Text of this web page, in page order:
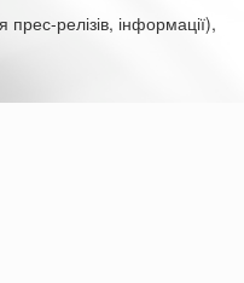
релізів, інформації),